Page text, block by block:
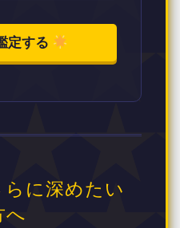
定する
に深めたい
へ